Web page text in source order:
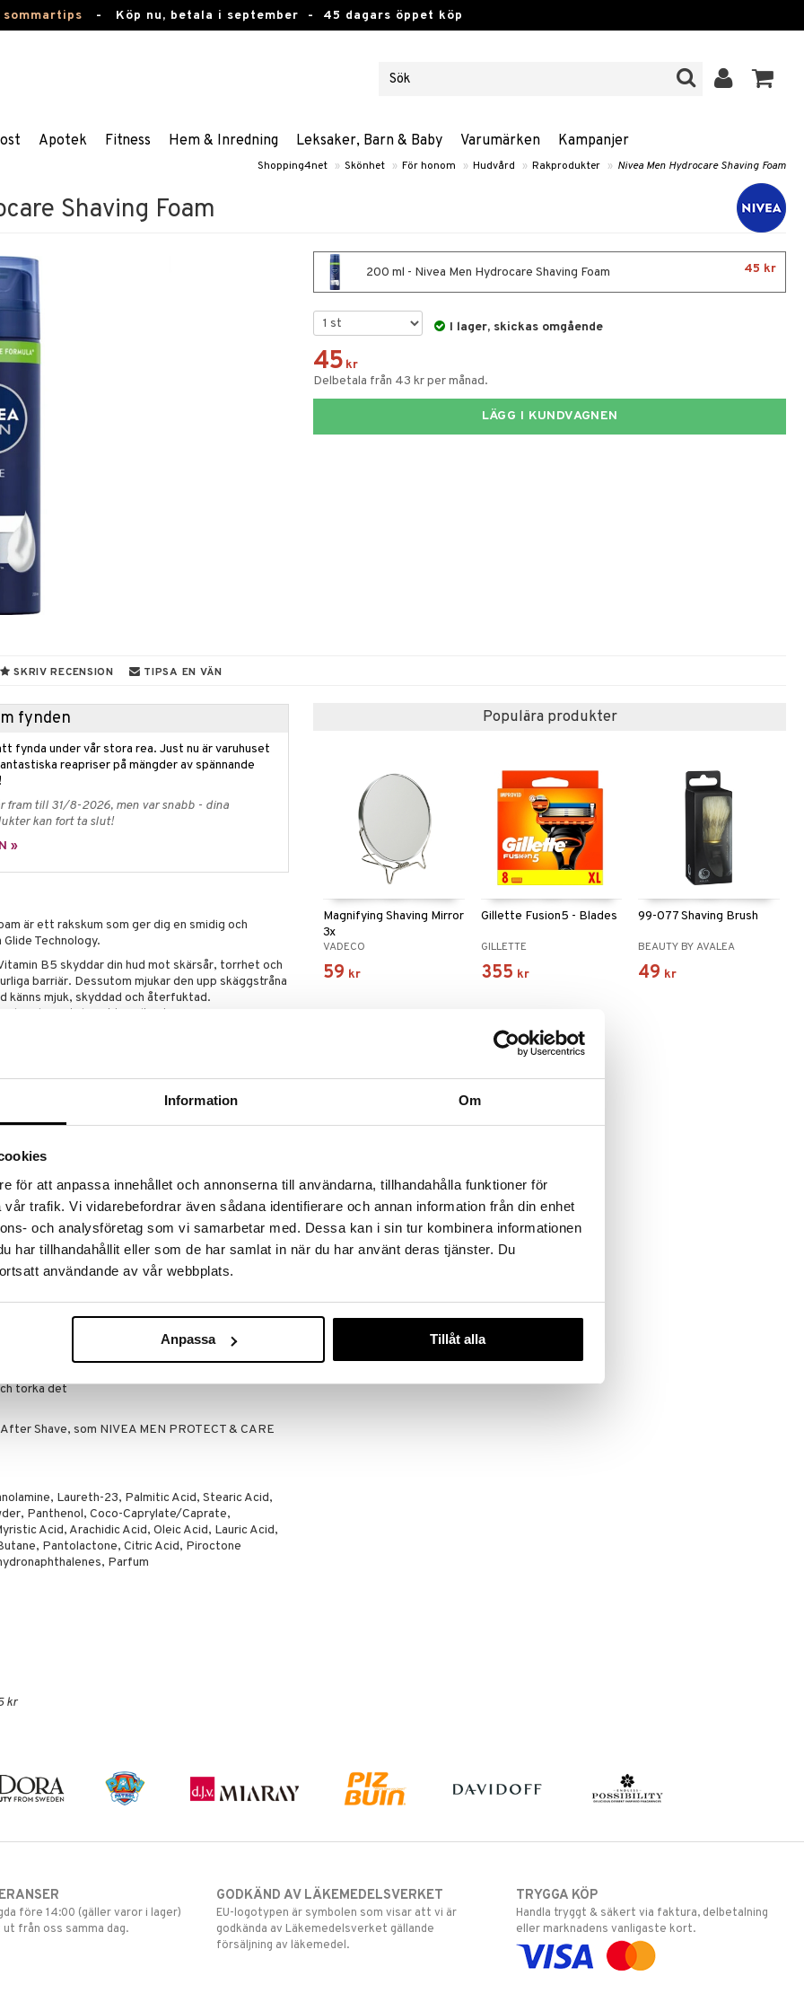
Information Om
för att anpassa innehållet och annonserna till användarna, tillhandahålla funktioner för
trafik. Vi vidarebefordrar även sådana identifierare och annan information från din enhet
och analysföretag som vi samarbetar med. Dessa kan i sin tur kombinera informationen
har tillhandahållit eller som de har samlat in när du har använt deras tjänster. Du
användande av vår webbplats.
Anpassa Tillåt alla
- Köp nu, betala i september - 45 dagars öppet köp
Apotek Fitness Hem & Inredning Leksaker, Barn & Baby Varumärken Kampanjer
Shopping4net » Skönhet » För honom » Hudvård » Rakprodukter » Nivea Men Hydrocare Shaving Foam
Shaving Foam
200 ml - Nivea Men Hydrocare Shaving Foam 45 kr
I lager, skickas omgående
45 kr
Delbetala från 43 kr per månad.
LÄGG I KUNDVAGNEN
SKRIV RECENSION TIPSA EN VÄN
fynden
fynda under vår stora rea. Just nu är varuhuset
reapriser på mängder av spännande
fram till 31/8-2026, men var snabb - dina
kan fort ta slut!
»
är ett rakskum som ger dig en smidig och
Technology.
B5 skyddar din hud mot skärsår, torrhet och
barriär. Dessutom mjukar den upp skäggstråna
känns mjuk, skyddad och återfuktad.
har dermatologiskt godkänts.
aluminium.
torka det
Shave, som NIVEA MEN PROTECT & CARE
Laureth-23, Palmitic Acid, Stearic Acid,
Panthenol, Coco-Caprylate/Caprate,
Acid, Arachidic Acid, Oleic Acid, Lauric Acid,
Pantolactone, Citric Acid, Piroctone
Parfum
kr
Populära produkter
Magnifying Shaving Mirror
3x
VADECO
59 kr
Gillette Fusion5 - Blades
GILLETTE
355 kr
99-077 Shaving Brush
BEAUTY BY AVALEA
49 kr
Gillette Labs Blades
GILLETTE
245
före 14:00 (gäller varor i lager)
från oss samma dag.
GODKÄND AV LÄKEMEDELSVERKET
EU-logotypen är symbolen som visar att vi är
godkända av Läkemedelsverket gällande
försäljning av läkemedel.
TRYGGA KÖP
Handla tryggt & säkert via faktura, delbetalning
eller marknadens vanligaste kort.